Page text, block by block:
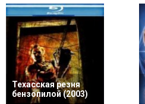
Техасская резня
бензопилой (2003)